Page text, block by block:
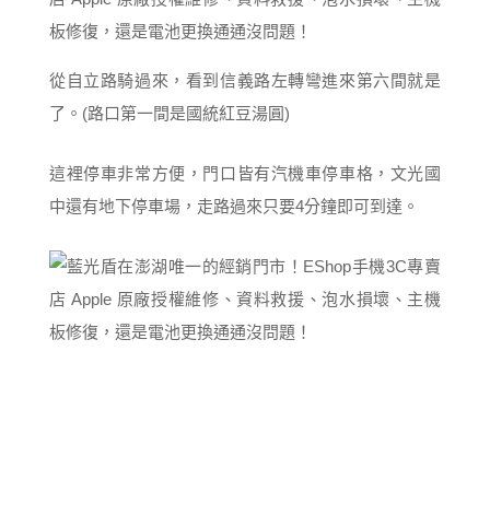
從自立路騎過來，看到信義路左轉彎進來第六間就是
了。(路口第一間是國統紅豆湯圓)
這裡停車非常方便，門口皆有汽機車停車格，文光國
中還有地下停車場，走路過來只要4分鐘即可到達。